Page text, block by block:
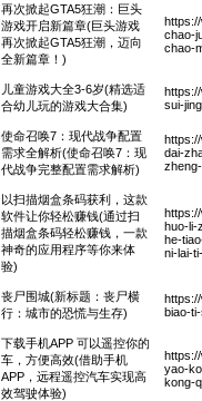
再次掀起GTA5狂潮：巨头
游戏开启新篇章(巨头游戏
再次掀起GTA5狂潮，迈向
全新篇章！)
chao-
chao-
儿童游戏大全3-6岁(精选适
合幼儿玩的游戏大合集)
sui-
使命召唤7：现代战争配置
需求全解析(使命召唤7：现
代战争完整配置需求解析)
dai-
以扫描烟盒条码获利，这款
软件让你轻松赚钱(通过扫
描烟盒条码轻松赚钱，一款
神奇的应用程序等你来体
验)
huo-li-
he-
ni-lai-
丧尸围城(新标题：丧尸横
行：城市的恐慌与生存)
biao-
下载手机APP 可以遥控你的
车，方便高效(借助手机
APP，远程遥控汽车实现高
效驾驶体验)
yao-
kong-